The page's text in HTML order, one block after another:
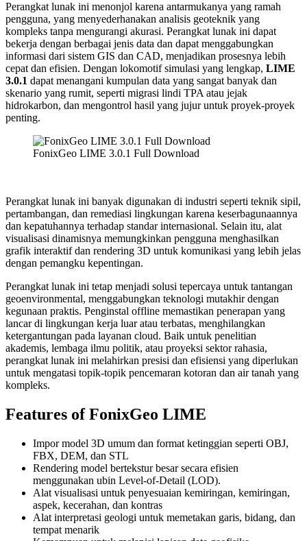
Perangkat lunak ini menonjol karena antarmukanya yang ramah
pengguna, yang menyederhanakan analisis geoteknik yang
kompleks tanpa mengurangi akurasi. Perangkat lunak ini dapat
bekerja dengan berbagai jenis data dan dapat menggabungkan
informasi dari sistem GIS dan CAD, menjadikan prosesnya lebih
cepat dan efisien. Dengan lokomotif simulasi yang lengkap, LIME
3.0.1 dapat menangani kumpulan data yang sangat banyak dan
skenario yang rumit, seperti migrasi lindi TPA atau jejak
hidrokarbon, dan mengontrol hasil yang jujur untuk proyek-proyek
penting.
FonixGeo LIME 3.0.1 Full Download
Perangkat lunak ini banyak digunakan di industri seperti teknik sipil,
pertambangan, dan remediasi lingkungan karena keserbagunaannya
dan kepatuhannya terhadap standar internasional. Selain itu, alat
visualisasi dinamisnya memungkinkan pengguna menghasilkan
grafik interaktif dan rendering 3D untuk komunikasi yang lebih jelas
dengan pemangku kepentingan.
Perangkat lunak ini tetap menjadi solusi tepercaya untuk tantangan
geoenvironmental, menggabungkan teknologi mutakhir dengan
kegunaan praktis. Penginstal offline memastikan penerapan yang
lancar di lingkungan kerja luar atau terbatas, menghilangkan
ketergantungan pada layanan cloud. Baik untuk penelitian
akademis, lembaga ilmu politik, atau proyeksi sektor rahasia,
perangkat lunak ini melahirkan presisi dan efisiensi yang diperlukan
untuk mengatasi topik-topik pencemaran kotoran dan air tanah yang
kompleks.
Features of FonixGeo LIME
Impor model 3D umum dan format ketinggian seperti OBJ,
FBX, DEM, dan STL
Rendering model bertekstur besar secara efisien
menggunakan ubin Level-of-Detail (LOD).
Alat visualisasi untuk penyesuaian kemiringan, kemiringan,
aspek, kecerahan, dan kontras
Alat interpretasi geologi untuk memetakan garis, bidang, dan
tempat menarik